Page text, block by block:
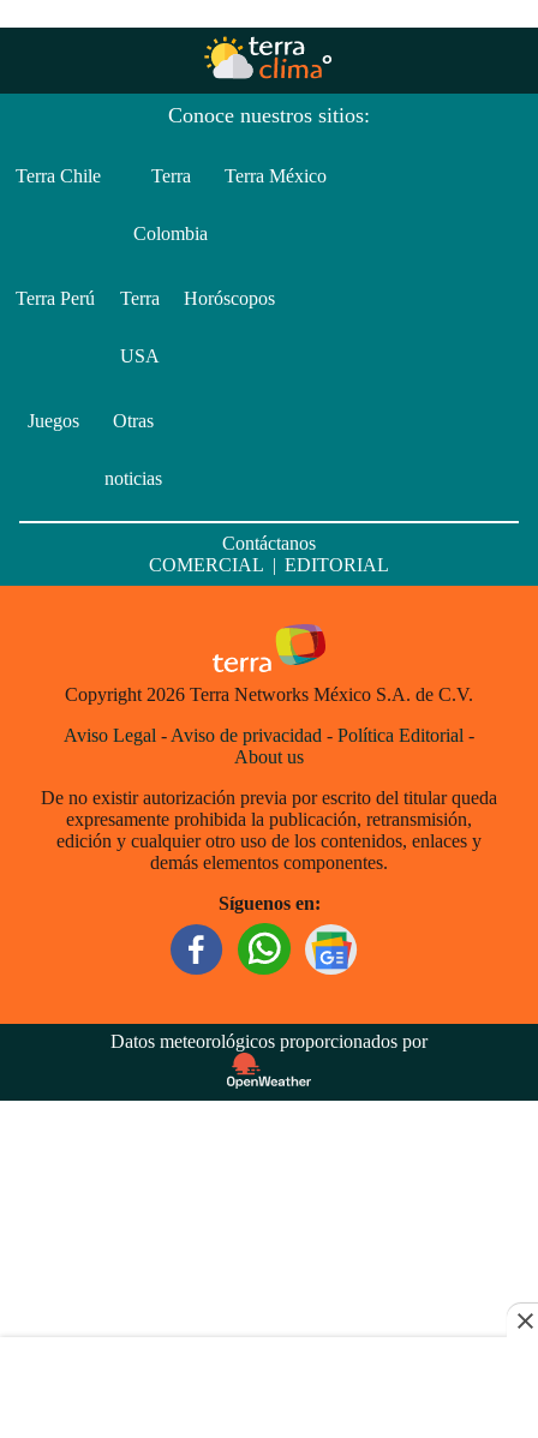
Conoce nuestros sitios:
Terra Chile Terra
Colombia
Terra México
Terra Perú Terra
USA
Horóscopos
Juegos Otras
noticias
Contáctanos
COMERCIAL | EDITORIAL
Copyright 2026 Terra Networks México S.A. de C.V.
Aviso Legal - Aviso de privacidad - Política Editorial -
About us
De no existir autorización previa por escrito del titular queda
expresamente prohibida la publicación, retransmisión,
edición y cualquier otro uso de los contenidos, enlaces y
demás elementos componentes.
Síguenos en:
Datos meteorológicos proporcionados por